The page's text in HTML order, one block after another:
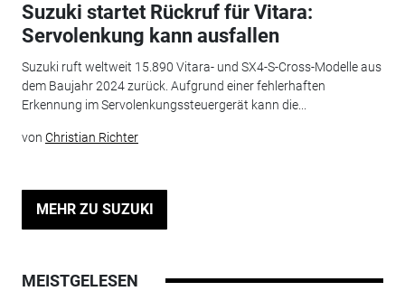
Suzuki startet Rückruf für Vitara:
Servolenkung kann ausfallen
Suzuki ruft weltweit 15.890 Vitara- und SX4-S-Cross-Modelle aus
dem Baujahr 2024 zurück. Aufgrund einer fehlerhaften
Erkennung im Servolenkungssteuergerät kann die...
von Christian Richter
MEHR ZU SUZUKI
MEISTGELESEN